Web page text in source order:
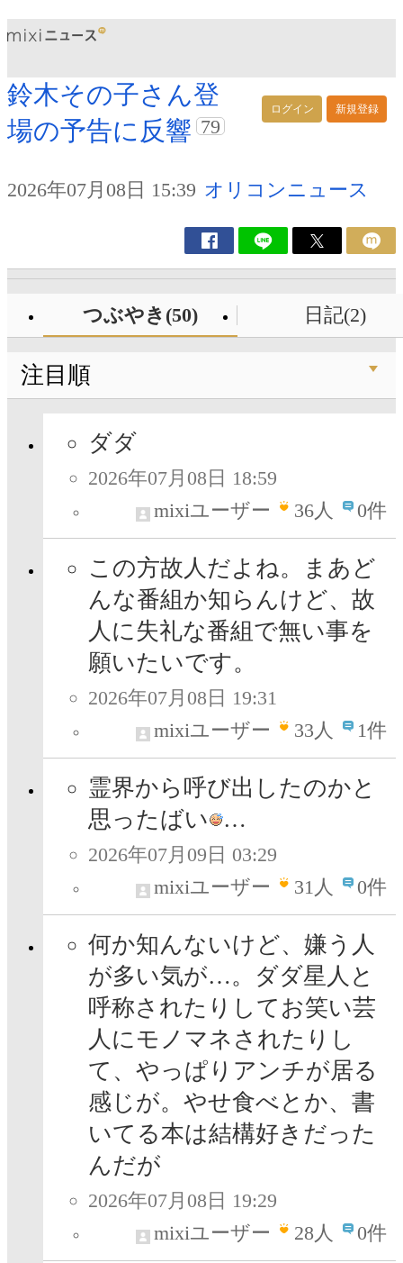
ログイン 新規登録
鈴木その子さん登
場の予告に反響 79
2026年07月08日 15:39 オリコンニュース
つぶやき(50) 日記(2)
注目順
ダダ
2026年07月08日 18:59
mixiユーザー
36人 0件
この方故人だよね。まあど
んな番組か知らんけど、故
人に失礼な番組で無い事を
願いたいです。
2026年07月08日 19:31
mixiユーザー
33人 1件
霊界から呼び出したのかと
思ったばい
…
2026年07月09日 03:29
mixiユーザー
31人 0件
何か知んないけど、嫌う人
が多い気が…。ダダ星人と
呼称されたりしてお笑い芸
人にモノマネされたりし
て、やっぱりアンチが居る
感じが。やせ食べとか、書
いてる本は結構好きだった
んだが
2026年07月08日 19:29
mixiユーザー
28人 0件